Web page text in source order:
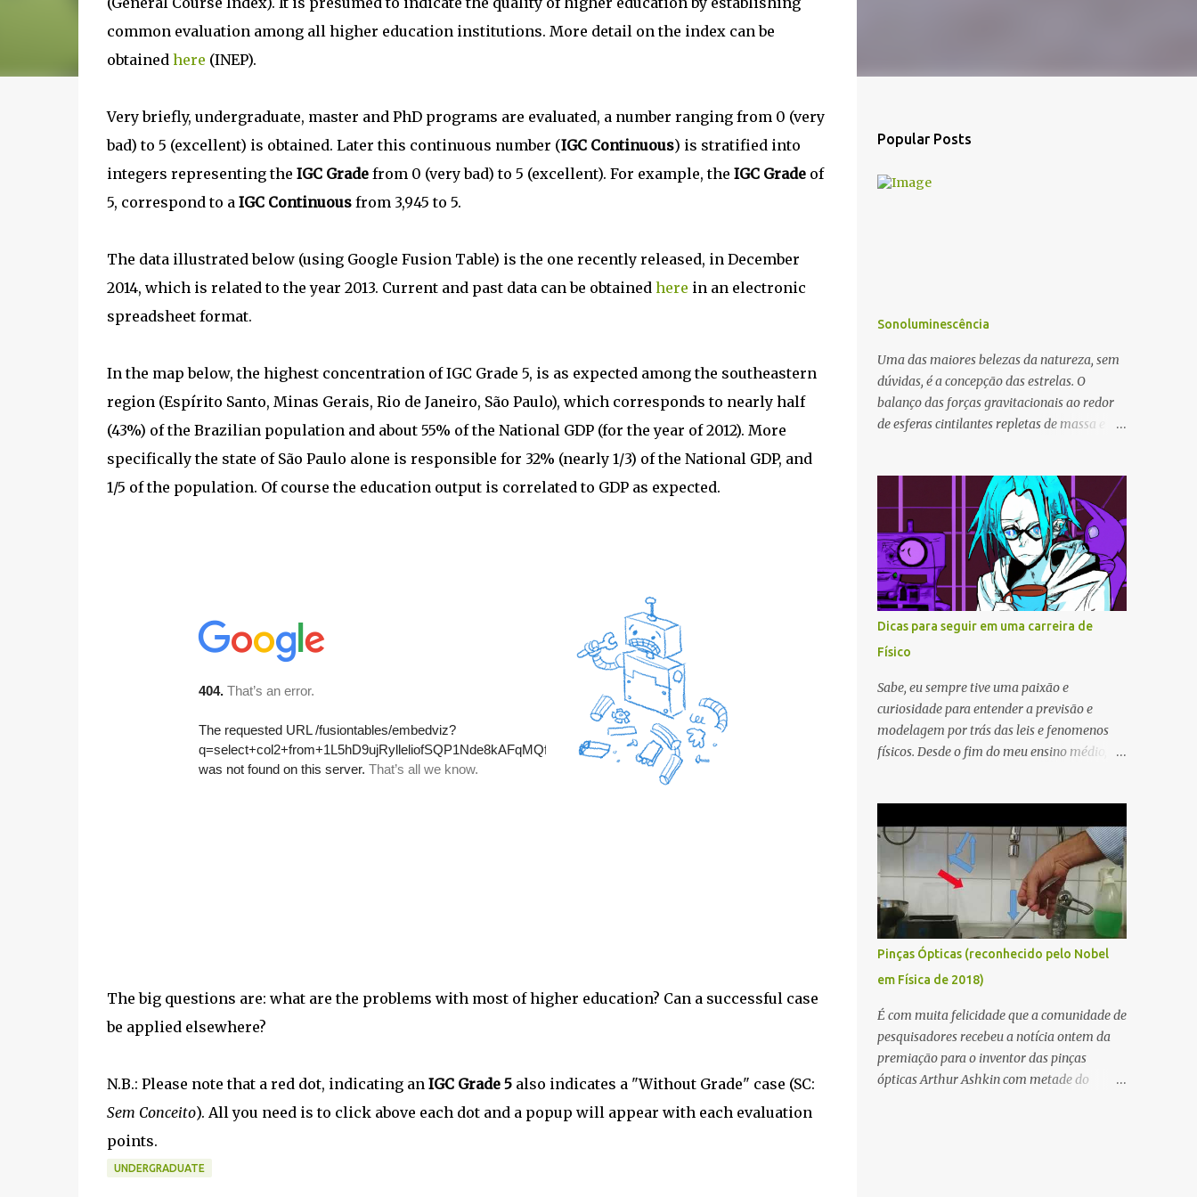
common evaluation among all higher education institutions. More detail on the index can be
obtained here (INEP).
Very briefly, undergraduate, master and PhD programs are evaluated, a number ranging from 0 (very
bad) to 5 (excellent) is obtained. Later this continuous number (IGC Continuous) is stratified into
integers representing the IGC Gradefrom 0 (very bad) to 5 (excellent). For example, the IGC Gradeof
5, correspond to a IGC Continuousfrom 3,945 to 5.
The data illustrated below (using Google Fusion Table) is the one recently released, in December
2014, which is related to the year 2013. Current and past data can be obtained here in an electronic
spreadsheet format.
In the map below, the highest concentration of IGC Grade 5, is as expected among the southeastern
region (Espírito Santo, Minas Gerais, Rio de Janeiro, São Paulo), which corresponds to nearly half
(43%) of the Brazilian population and about 55% of the National GDP (for the year of 2012). More
specifically the state of São Paulo alone is responsible for 32% (nearly 1/3) of the National GDP, and
1/5 of the population. Of course the education output is correlated to GDP as expected.
The big questions are: what are the problems with most of higher education? Can a successful case
be applied elsewhere?
N.B.: Please note that a red dot, indicating an IGC Grade 5also indicates a "Without Grade" case (SC:
Sem Conceito). All you need is to click above each dot and a popup will appear with each evaluation
points.
UNDERGRADUATE
Popular Posts
Sonoluminescência
Uma das maiores belezas da natureza, sem
dúvidas, é a concepção das estrelas. O
balanço das forças gravitacionais ao redor
de esferas cintilantes repletas de massa e
visões humanas. Assim como grande é o
espetáculo, também é a distância que nos
separa dessas estrelas que se encontram
muito além do que os nossos olhos, hoje,
conseguem enxergar. Mas... E se
pudéssemos enxergar algo parecido a olho
nu? O incrível fenômeno da
sonoluminescência ocorre quando, em um
recipiente de vidro repleto de água,
conseguimos criar uma pequena bolha. Essa
bolha, durante o seu percurso, vai sofrer a
influência de ondas sonoras de alta
frequência e ser "capturada" em sequência
http://pubs.acs.org/cen/img/83/i10/8310NO
TWASBSL.jpg Num balanço similar entre
energia e pressão dentro da bolha, por
alguma razão, ela começa a emitir luz.
Quando...
Dicas para seguir em uma carreira de
Físico
Sabe, eu sempre tive uma paixão e
curiosidade para entender a previsão e
modelagem por trás das leis e fenomenos
físicos. Desde o fim do meu ensino médio, a
que descobri sobre a trajetória de um físico e
o que é preciso para se sentir realizado e
bem-sucedido nessa jornada. Tudo começa
com a graduação em Física. Durante esse
período, mergulhamos em cursos
fundamentais de física e matemática,
construindo uma base sólida de
conhecimento. Há a necessidade de
perseverar, pois é um salto grande da
transição de ensino médio para o ensino
superior. Muitos dos assuntos e lacunas de
conhecimento ainda não muito bem
Pinças Ópticas (reconhecido pelo Nobel
em Física de 2018)
É com muita felicidade que a comunidade de
pesquisadores recebeu a notícia ontem da
premiação para o inventor das pinças
ópticas Arthur Ashkin com metade do